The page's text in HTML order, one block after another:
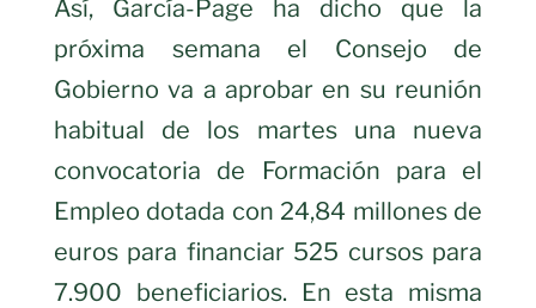
Así, García-Page ha dicho que la
próxima semana el Consejo de
Gobierno va a aprobar en su reunión
habitual de los martes una nueva
convocatoria de Formación para el
Empleo dotada con 24,84 millones de
euros para financiar 525 cursos para
7.900 beneficiarios. En esta misma